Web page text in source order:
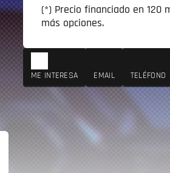
(*) Precio financiado en 120
más opciones.
ME INTERESA EMAIL TELÉFONO